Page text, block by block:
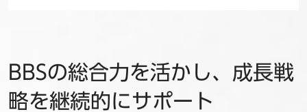
BBSの総合力を活かし、成長戦
略を継続的にサポート